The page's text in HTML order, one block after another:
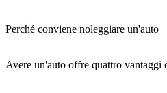
Perché conviene noleggiare un'auto
Avere un'auto offre quattro vantaggi